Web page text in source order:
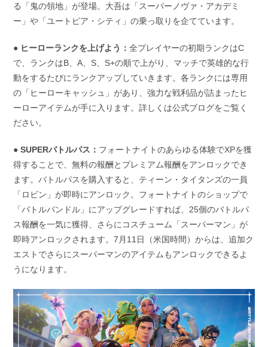
る「鬼の領地」が登場。大吾は「スーパーノヴァ・アカデミ
ー」や「ユートピア・シティ」の乗っ取りを企てています。
● ヒーローランクを上げよう：全プレイヤーの初期ランクはC
で、ランクはB、A、S、S+の順で上がり、マッチで英雄的な行
動をするたびにランクアップしていきます。各ランクには専用
の「ヒーローキャッシュ」があり、強力な戦利品が詰まったヒ
ーローアイテムが手に入ります。詳しくは公式ブログをご覧く
ださい。
● SUPERバトルパス： フォートナイトのあらゆる体験でXPを獲
得することで、無料の報酬とプレミアム報酬をアンロックでき
ます。バトルパスを購入すると、ティーン・タイタンズの一員
「ロビン」が即時にアンロック。フォートナイトのショップで
「バトルバンドル」にアップグレードすれば、25個のバトルパ
ス報酬を一気に獲得、さらにコスチューム「スーパーマン」が
即時アンロックされます。7月11日（米国時間）からは、追加ク
エストでさらにスーパーマンのアイテムもアンロックできるよ
うになります。